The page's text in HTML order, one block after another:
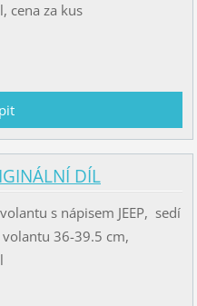
cena za kus
DÍL
s nápisem JEEP, sedí
36-39.5 cm,